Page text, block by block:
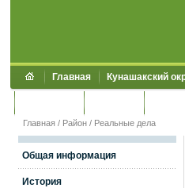
Главная Кунашакский
Главная / Район / Реальные дела
Общая информация
История